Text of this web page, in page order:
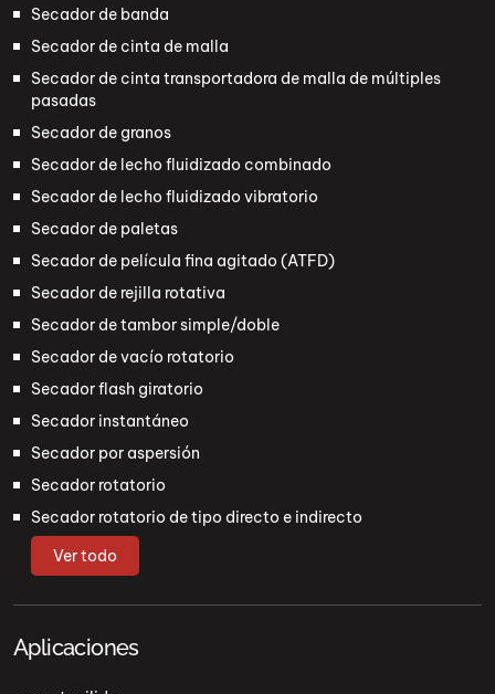
Secador de banda
Secador de cinta de malla
Secador de cinta transportadora de malla de múltiples
pasadas
Secador de granos
Secador de lecho fluidizado combinado
Secador de lecho fluidizado vibratorio
Secador de paletas
Secador de película fina agitado (ATFD)
Secador de rejilla rotativa
Secador de tambor simple/doble
Secador de vacío rotatorio
Secador flash giratorio
Secador instantáneo
Secador por aspersión
Secador rotatorio
Secador rotatorio de tipo directo e indirecto
Ver todo
Aplicaciones